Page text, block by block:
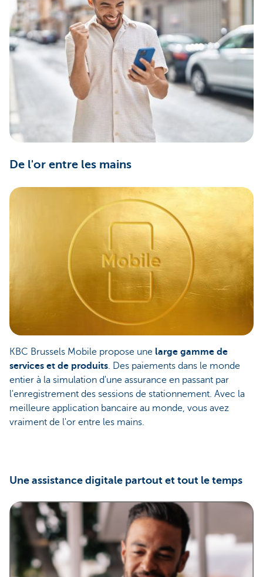
De l'or entre les mains
KBC Brussels Mobile propose une large gamme de
services et de produits. Des paiements dans le monde
entier à la simulation d'une assurance en passant par
l'enregistrement des sessions de stationnement. Avec la
meilleure application bancaire au monde, vous avez
vraiment de l'or entre les mains.
Une assistance digitale partout et tout le temps